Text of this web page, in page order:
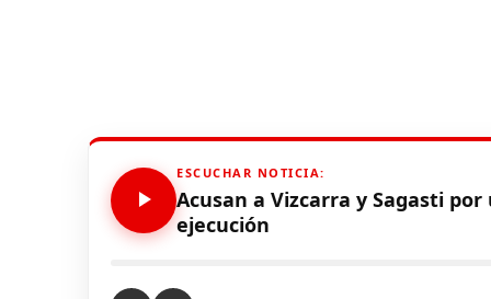
ESCUCHAR NOTICIA:
Acusan a Vizcarra y Sagasti
ejecución